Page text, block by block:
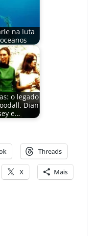
na luta
o legado
Dian
e…
Threads
X Mais